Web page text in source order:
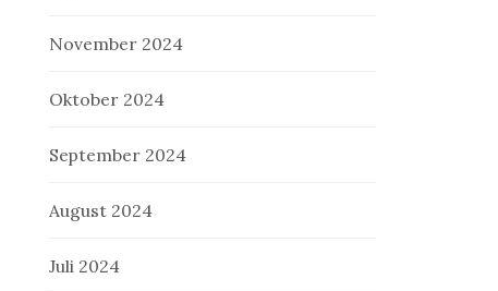
November 2024
Oktober 2024
September 2024
August 2024
Juli 2024